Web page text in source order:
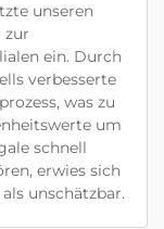
unseren
zur
ein. Durch
verbesserte
was zu
um
schnell
erwies sich
unschätzbar.